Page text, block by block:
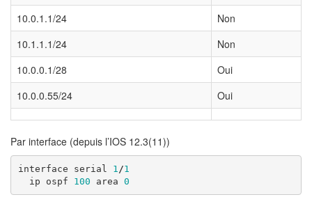
10.0.1.1/24
Non
10.1.1.1/24
Non
10.0.0.1/28
Oui
10.0.0.55/24
Oui
Par interface (depuis l’IOS 12.3(11))
interface serial 1 /1
ip
ospf 100 area 0